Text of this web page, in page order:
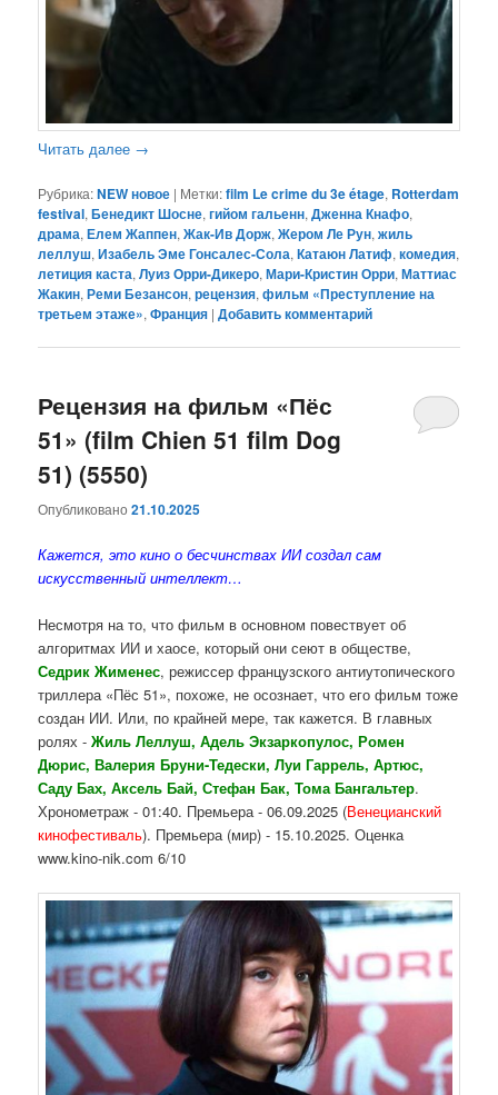
Читать далее →
Рубрика:NEW новое | Метки:film Le crime du 3e étage, Rotterdam
festival,Бенедикт Шосне,гийом гальенн,Дженна Кнафо,
драма,Елем Жаппен,Жак-Ив Дорж,Жером Ле Рун,жиль
леллуш,Изабель Эме Гонсалес-Сола,Катаюн Латиф,комедия,
летиция каста,Луиз Орри-Дикеро,Мари-Кристин Орри,Маттиас
Жакин,Реми Безансон,рецензия,фильм «Преступление на
третьем этаже»,Франция |Добавить комментарий
Рецензия на фильм «Пёс
51» (film Chien 51 film Dog
51) (5550)
Опубликовано21.10.2025
Кажется, это кино о бесчинствах ИИ создал сам
искусственный интеллект…
Несмотря на то, что фильм в основном повествует об
алгоритмах ИИ и хаосе, который они сеют в обществе,
Седрик Жименес, режиссер французского антиутопического
триллера «Пёс 51», похоже, не осознает, что его фильм тоже
создан ИИ. Или, по крайней мере, так кажется. В главных
ролях -Жиль Леллуш, Адель Экзаркопулос, Ромен
Дюрис, Валерия Бруни-Тедески, Луи Гаррель, Артюс,
Саду Бах, Аксель Бай, Стефан Бак, Тома Бангальтер.
Хронометраж - 01:40. Премьера - 06.09.2025 (Венецианский
кинофестиваль). Премьера (мир) - 15.10.2025. Оценка
www.kino-nik.com 6/10